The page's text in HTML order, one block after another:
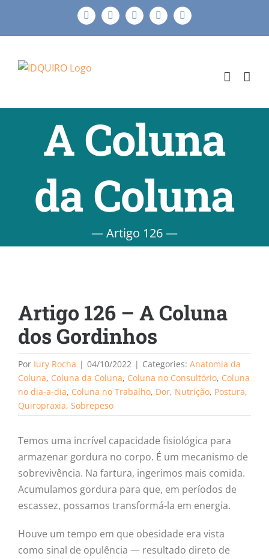
o
FacebookInstagram
X LinkedIn
E-
A Coluna
da Coluna
— Artigo 126 —
Artigo 126 – A Coluna
dos Gordinhos
Por Iury Rocha | 04/10/2022 | Categories: Anatomia da
Coluna, Coluna da Coluna, Coluna no Consultório, Coluna
no dia-a-dia, Coluna no Trabalho, Dor, Nutrição, Postura,
Quiropraxia, Sobrepeso
Temos uma incrível capacidade fisiológica para
armazenar gordura no corpo. É um mecanismo de
sobrevivência. Na fartura, ingerimos mais comida.
Acumulamos gordura para que, em períodos de
escassez, possamos transformá-la em energia.
Houve um tempo em que obesidade era vista
como sinal de opulência — resultado direto de